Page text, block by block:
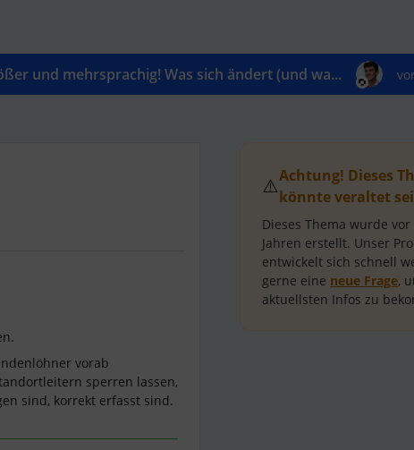
und mehrsprachig! Was sich ändert (und wa...
vorab
sperren lassen,
sind, korrekt erfasst sind.
⚠️Achtung! Dieses
könnte veraltet
Dieses Thema wurde
Jahren erstellt. Unser
entwickelt sich schnell
gerne eine neue Frage,
aktuellsten Infos zu